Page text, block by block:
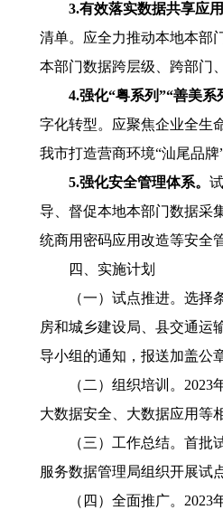
3.有效落实数据共享应
清单。应全力推动本地本部
本部门数据跨层级、跨部门
4.强化“粤系列”“善美系
字化转型。应聚焦企业全生
我市打造营商环境“汕尾品牌”
5.强化安全管理体系。
导、督促本地本部门数据采
统商用密码应用改造等安全
四、实施计划
（一）试点推进。选择条
房和城乡建设局、县交通运
导小组的通知，报送加盖公
（二）组织培训。2023年
大数据安全、大数据应用等
（三）工作总结。首批试
服务数据管理局组织开展试
（四）全面推广。2023年